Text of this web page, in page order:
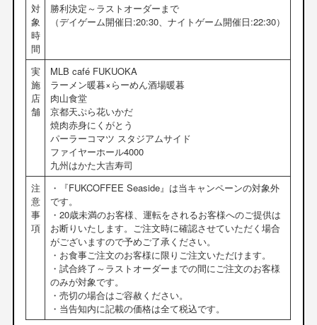
対
象
時
間
勝利決定～ラストオーダーまで
（デイゲーム開催日:20:30、ナイトゲーム開催日:22:30）
実
施
店
舗
MLB café FUKUOKA
ラーメン暖暮×らーめん酒場暖暮
肉山食堂
京都天ぷら花いかだ
焼肉赤身にくがとう
パーラーコマツ スタジアムサイド
ファイヤーホール4000
九州はかた大吉寿司
注
意
事
項
・『FUKCOFFEE Seaside』は当キャンペーンの対象外
です。
・20歳未満のお客様、運転をされるお客様へのご提供は
お断りいたします。ご注文時に確認させていただく場合
がございますので予めご了承ください。
・お食事ご注文のお客様に限りご注文いただけます。
・試合終了～ラストオーダーまでの間にご注文のお客様
のみが対象です。
・売切の場合はご容赦ください。
・当告知内に記載の価格は全て税込です。